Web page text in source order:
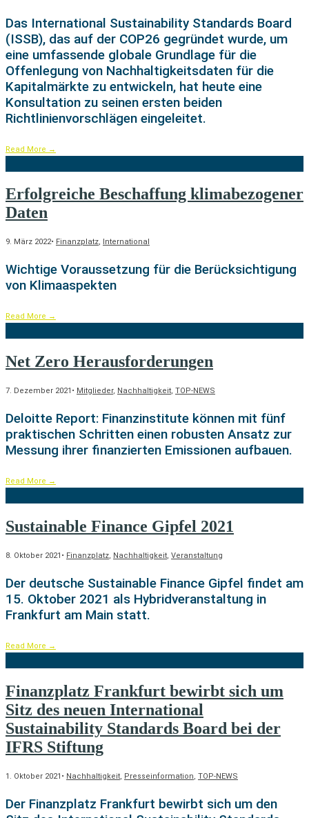
Das International Sustainability Standards Board
(ISSB), das auf der COP26 gegründet wurde, um
eine umfassende globale Grundlage für die
Offenlegung von Nachhaltigkeitsdaten für die
Kapitalmärkte zu entwickeln, hat heute eine
Konsultation zu seinen ersten beiden
Richtlinienvorschlägen eingeleitet.
Read More →
Erfolgreiche Beschaffung klimabezogener
Daten
9. März 2022• Finanzplatz, International
Wichtige Voraussetzung für die Berücksichtigung
von Klimaaspekten
Read More →
Net Zero Herausforderungen
7. Dezember 2021 • Mitglieder, Nachhaltigkeit, TOP-NEWS
Deloitte Report: Finanzinstitute können mit fünf
praktischen Schritten einen robusten Ansatz zur
Messung ihrer finanzierten Emissionen aufbauen.
Read More →
Sustainable Finance Gipfel 2021
8. Oktober 2021 • Finanzplatz, Nachhaltigkeit, Veranstaltung
Der deutsche Sustainable Finance Gipfel findet am
15. Oktober 2021 als Hybridveranstaltung in
Frankfurt am Main statt.
Read More →
Finanzplatz Frankfurt bewirbt sich um
Sitz des neuen International
Sustainability Standards Board bei der
IFRS Stiftung
1. Oktober 2021 • Nachhaltigkeit, Presseinformation, TOP-NEWS
Der Finanzplatz Frankfurt bewirbt sich um den